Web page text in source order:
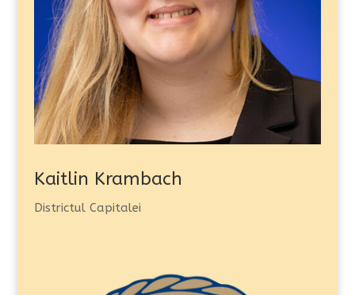
Kaitlin Krambach
Districtul Capitalei